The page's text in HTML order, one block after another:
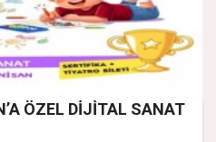
ÖZEL DİJİTAL SANAT